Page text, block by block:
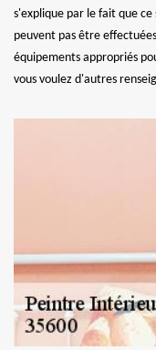
s'explique par le fait que
peuvent pas être
équipements appropriés
vous voulez d'autres